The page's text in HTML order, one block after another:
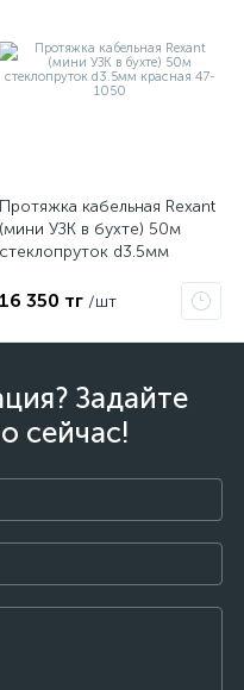
Протяжка кабельная Rexant
(мини УЗК в бухте) 50м
стеклопруток d3.5мм
16 350 тг /шт
Задайте
сейчас!